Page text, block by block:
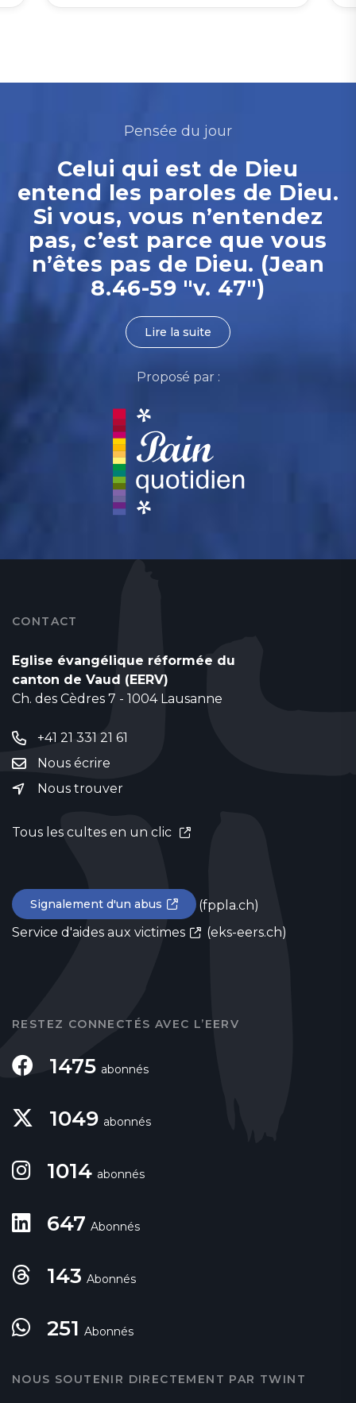
Pensée du jour
Celui qui est de Dieu
entend les paroles de Dieu.
Si vous, vous n’entendez
pas, c’est parce que vous
n’êtes pas de Dieu. (Jean
8.46-59 "v. 47")
Lire la suite
Proposé par :
CONTACT
Eglise évangélique réformée du
canton de Vaud (EERV)
Ch. des Cèdres 7 - 1004 Lausanne
+41 21 331 21 61
Nous écrire
Nous trouver
Tous les cultes en un clic
Signalement d'un abus
(fppla.ch)
Service d'aides aux victimes
(eks-eers.ch)
RESTEZ CONNECTÉS AVEC L’EERV
1475 abonnés
1049 abonnés
1014 abonnés
647 Abonnés
143 Abonnés
251 Abonnés
NOUS SOUTENIR DIRECTEMENT PAR TWINT